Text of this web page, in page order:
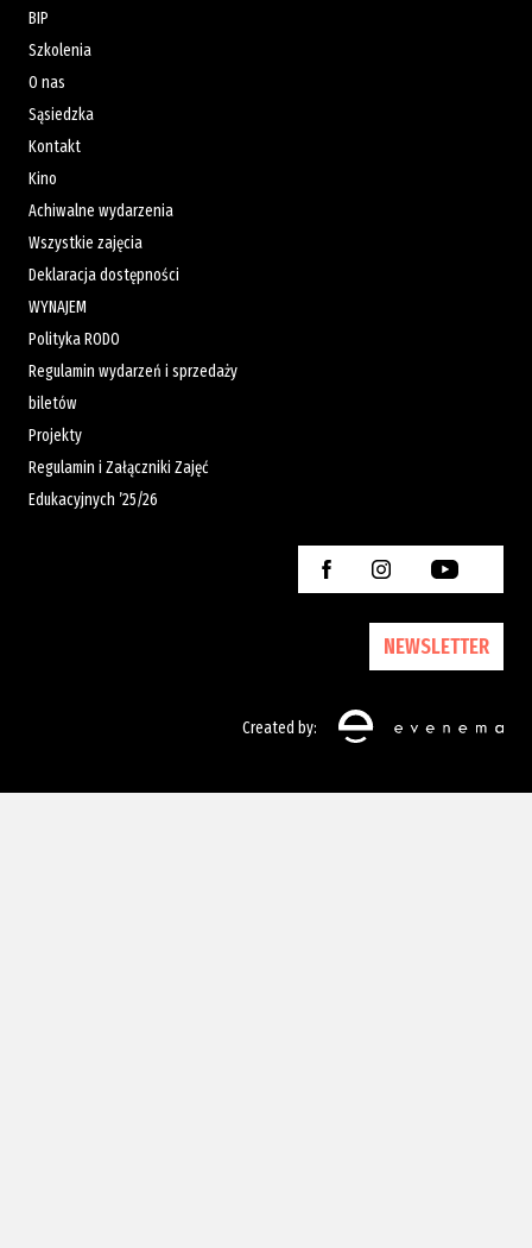
BIP
Szkolenia
O nas
Sąsiedzka
Kontakt
Kino
Achiwalne wydarzenia
Wszystkie zajęcia
Deklaracja dostępności
WYNAJEM
Polityka RODO
Regulamin wydarzeń i sprzedaży
biletów
Projekty
Regulamin i Załączniki Zajęć
Edukacyjnych ’25/26
NEWSLETTER
Created by: